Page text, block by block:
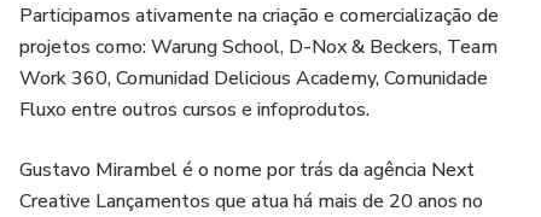
Participamos ativamente na criação e comercialização de
projetos como: Warung School, D-Nox & Beckers, Team
Work 360, Comunidad Delicious Academy, Comunidade
Fluxo entre outros cursos e infoprodutos.
Gustavo Mirambel é o nome por trás da agência Next
Creative Lançamentos que atua há mais de 20 anos no